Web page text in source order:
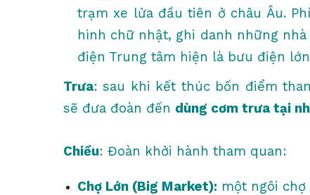
trạm xe lửa đầu tiên ở châu Âu.
hình chữ nhật, ghi danh những
điện Trung tâm hiện là bưu điện
Trưa: sau khi kết thúc bốn điểm
sẽ đưa đoàn đến dùng cơm trưa tại
Chiều: Đoàn khởi hành tham quan:
Chợ Lớn (Big Market): một ngôi